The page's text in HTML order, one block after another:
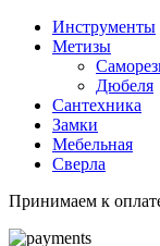
Инструменты
Метизы
Дюбеля
Сантехника
Замки
Мебельная
Сверла
Принимаем к